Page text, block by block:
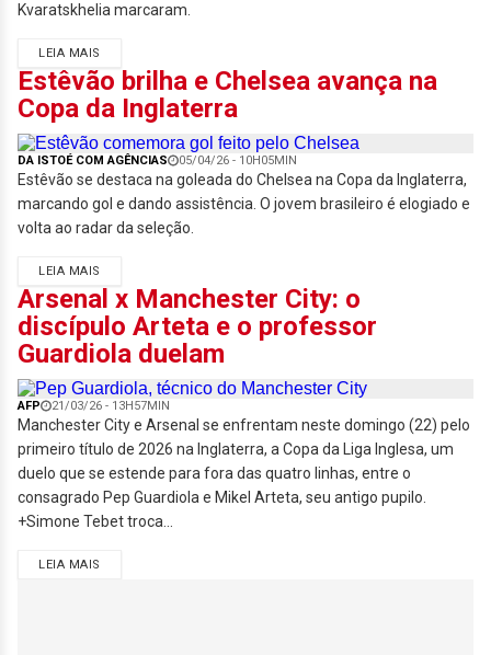
Kvaratskhelia marcaram.
LEIA MAIS
Estêvão brilha e Chelsea avança na
Copa da Inglaterra
DA ISTOÉ COM AGÊNCIAS 05/04/26 - 10H05MIN
Estêvão se destaca na goleada do Chelsea na Copa da Inglaterra,
marcando gol e dando assistência. O jovem brasileiro é elogiado e
volta ao radar da seleção.
LEIA MAIS
Arsenal x Manchester City: o
discípulo Arteta e o professor
Guardiola duelam
AFP 21/03/26 - 13H57MIN
Manchester City e Arsenal se enfrentam neste domingo (22) pelo
primeiro título de 2026 na Inglaterra, a Copa da Liga Inglesa, um
duelo que se estende para fora das quatro linhas, entre o
consagrado Pep Guardiola e Mikel Arteta, seu antigo pupilo.
+Simone Tebet troca...
LEIA MAIS